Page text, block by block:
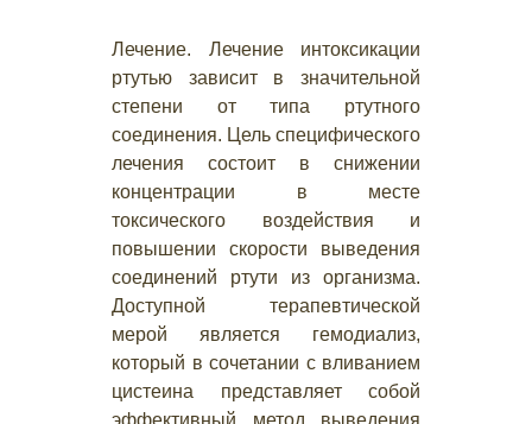
Лечение. Лечение интоксикации
ртутью зависит в значительной
степени от типа ртутного
соединения. Цель специфического
лечения состоит в снижении
концентрации в месте
токсического воздействия и
повышении скорости выведения
соединений ртути из организма.
Доступной терапевтической
мерой является гемодиализ,
который в сочетании с вливанием
цистеина представляет собой
эффективный метод выведения